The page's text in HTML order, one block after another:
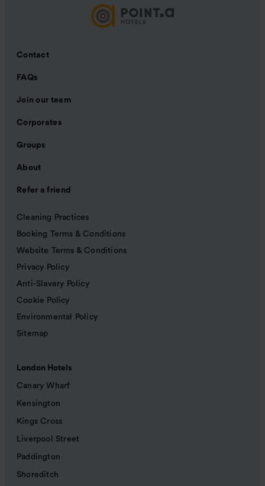
Contact
FAQs
Join our team
Corporates
Groups
About
Refer a friend
Cleaning Practices
Booking Terms & Conditions
Website Terms & Conditions
Privacy Policy
Anti-Slavery Policy
Cookie Policy
Environmental Policy
Sitemap
London Hotels
Canary Wharf
Kensington
Kings Cross
Liverpool Street
Paddington
Shoreditch